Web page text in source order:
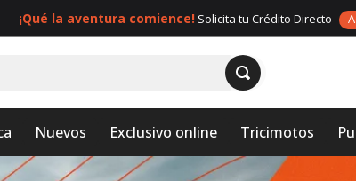
¡Qué la aventura comience!Solicita tu Crédito Directo
Nuevos Exclusivo online Tricimotos